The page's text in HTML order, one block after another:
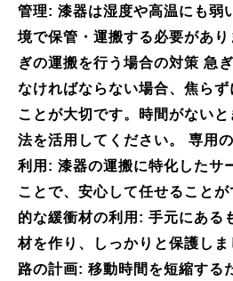
管理: 漆器は湿度や高温にも弱
境で保管・運搬する必要があり
ぎの運搬を行う場合の対策 急
なければならない場合、焦らず
ことが大切です。時間がない
法を活用してください。 専用
利用: 漆器の運搬に特化したサ
ことで、安心して任せること
的な緩衝材の利用: 手元にある
材を作り、しっかりと保護し
路の計画: 移動時間を短縮する